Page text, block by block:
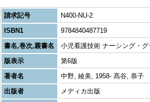
請求記号
N400-NU-2
ISBN1
9784840487719
書名,巻次,叢書名
小児看護技術 ナーシング・
版表示
第6版
著者名
中野, 綾美, 1958- 髙谷, 恭子
出版者
メディカ出版